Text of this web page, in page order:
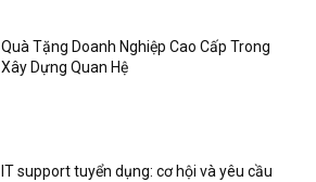
Quà Tặng Doanh Nghiệp Cao Cấp Trong
Xây Dựng Quan Hệ
IT support tuyển dụng: cơ hội và yêu cầu